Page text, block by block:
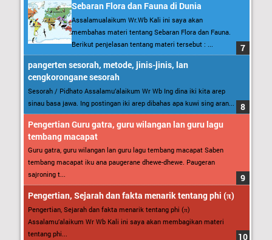
Sebaran Flora dan Fauna di Dunia
Assalamualaikum Wr.Wb Kali ini saya akan
membahas materi tentang Sebaran Flora dan Fauna.
Berikut penjelasan tentang materi tersebut : ...
pangerten sesorah, metode, jinis-jinis, lan
cengkorongane sesorah
Sesorah / Pidhato Assalamu’alaikum Wr Wb Ing dina iki kita arep
sinau basa jawa. Ing postingan iki arep dibahas apa kuwi sing aran...
Pengertian Guru gatra, guru wilangan lan guru lagu
tembang macapat
Guru gatra, guru wilangan lan guru lagu tembang macapat Saben
tembang macapat iku ana paugerane dhewe-dhewe. Paugeran
sajroning t...
Pengertian, Sejarah dan fakta menarik tentang phi (π)
Pengertian, Sejarah dan fakta menarik tentang phi (π)
Assalamu’alaikum Wr Wb Kali ini saya akan membagikan materi
tentang phi...